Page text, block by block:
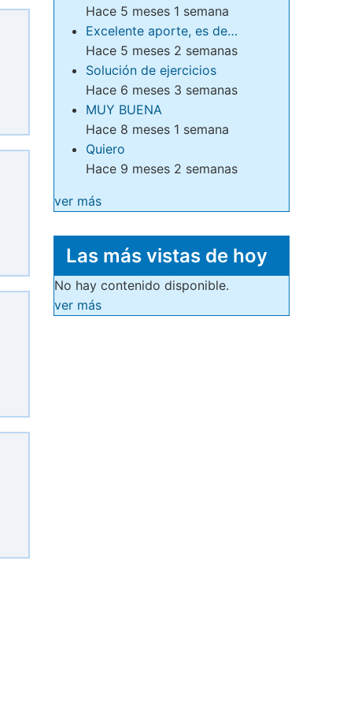
Hace 5 meses 1 semana
Excelente aporte, es de…
Hace 5 meses 2 semanas
Solución de ejercicios
Hace 6 meses 3 semanas
MUY BUENA
Hace 8 meses 1 semana
Quiero
Hace 9 meses 2 semanas
ver más
Las más vistas de hoy
No hay contenido disponible.
ver más